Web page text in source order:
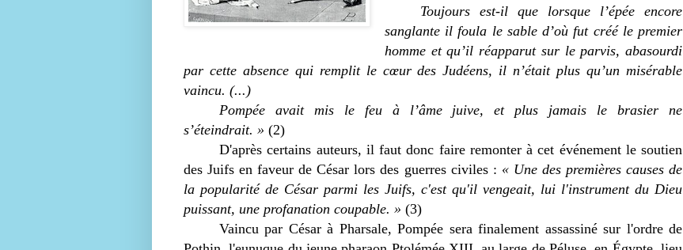
Toujours est-il que lorsque l’épée encore
sanglante il foula le sable d’où fut créé le premier
homme et qu’il réapparut sur le parvis, abasourdi
par cette absence qui remplit le cœur des Judéens, il n’était plus qu’un misérable
vaincu. (...)
Pompée avait mis le feu à l’âme juive, et plus jamais le brasier ne
s’éteindrait. » (2)
D'après certains auteurs, il faut donc faire remonter à cet événement le soutien
des Juifs en faveur de César lors des guerres civiles : « Une des premières causes de
la popularité de César parmi les Juifs, c'est qu'il vengeait, lui l'instrument du Dieu
puissant, une profanation coupable. » (3)
Vaincu par César à Pharsale, Pompée sera finalement assassiné sur l'ordre de